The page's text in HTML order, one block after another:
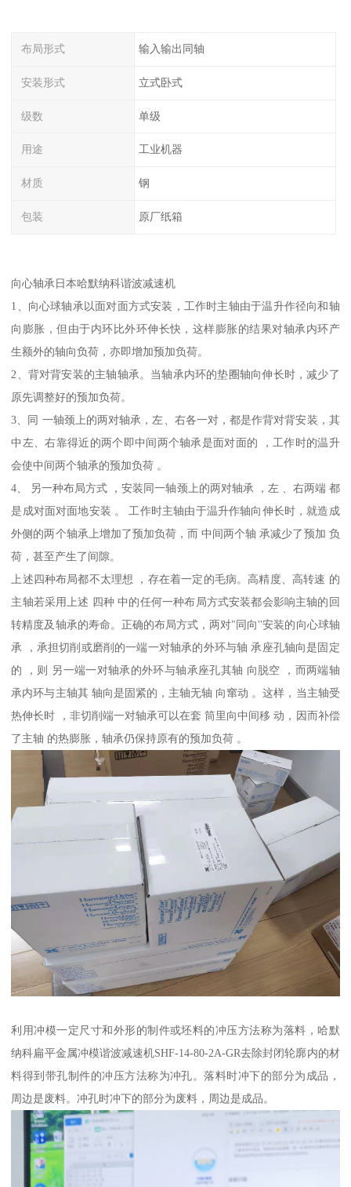
布局形式 输入输出同轴
安装形式 立式卧式
级数 单级
用途 工业机器
材质 钢
包装 原厂纸箱
向心轴承日本哈默纳科谐波减速机
1、向心球轴承以面对面方式安装，工作时主轴由于温升作径向和轴
向膨胀，但由于内环比外环伸长快，这样膨胀的结果对轴承内环产
生额外的轴向负荷，亦即增加预加负荷。
2、背对背安装的主轴轴承。当轴承内环的垫圈轴向伸长时，减少了
原先调整好的预加负荷。
3、同 一轴颈上的两对轴承，左、右各一对，都是作背对背安装，其
中左、右靠得近的两个即中间两个轴承是面对面的 ，工作时的温升
会使中间两个轴承的预加负荷 。
4、 另一种布局方式 ，安装同一轴颈上的两对轴承 ，左 、右两端 都
是成对面对面地安装 。 工作时主轴由于温升作轴向伸长时，就造成
外侧的两个轴承上增加了预加负荷，而 中间两个轴 承减少了预加 负
荷，甚至产生了间隙。
上述四种布局都不太理想 ，存在着一定的毛病。高精度、高转速 的
主轴若采用上述 四种 中的任何一种布局方式安装都会影响主轴的回
转精度及轴承的寿命。正确的布局方式，两对"同向''安装的向心球轴
承 ，承担切削或磨削的一端一对轴承的外环与轴 承座孔轴向是固定
的 ，则 另一端一对轴承的外环与轴承座孔其轴 向脱空 ，而两端轴
承内环与主轴其 轴向是固紧的，主轴无轴 向窜动 。这样，当主轴受
热伸长时 ，非切削端一对轴承可以在套 筒里向中间移 动，因而补偿
了主轴 的热膨胀，轴承仍保持原有的预加负荷 。
利用冲模一定尺寸和外形的制件或坯料的冲压方法称为落料，哈默
纳科扁平金属冲模谐波减速机SHF-14-80-2A-GR去除封闭轮廓内的材
料得到带孔制件的冲压方法称为冲孔。落料时冲下的部分为成品，
周边是废料。冲孔时冲下的部分为废料，周边是成品。